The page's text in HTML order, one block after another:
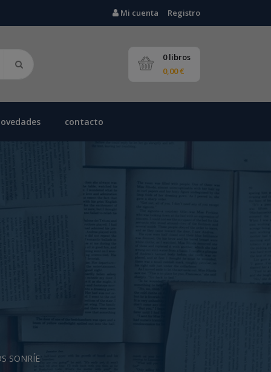
Mi cuenta Registro
0 libros
0,00 €
contacto
SONRÍE